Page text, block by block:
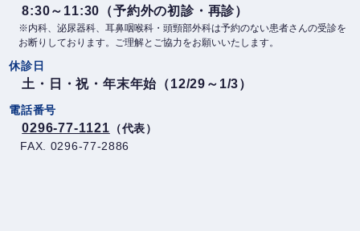
8:30～11:30（予約外の初診・再診）
※内科、泌尿器科、耳鼻咽喉科・頭頸部外科は予約のない患者さんの受診を
お断りしております。ご理解とご協力をお願いいたします。
休診日
土・日・祝・年末年始（12/29～1/3）
電話番号
0296-77-1121 （代表）
FAX. 0296-77-2886